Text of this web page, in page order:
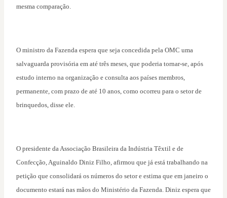
mesma comparação.
O ministro da Fazenda espera que seja concedida pela OMC uma
salvaguarda provisória em até três meses, que poderia tornar-se, após
estudo interno na organização e consulta aos países membros,
permanente, com prazo de até 10 anos, como ocorreu para o setor de
brinquedos, disse ele.
O presidente da Associação Brasileira da Indústria Têxtil e de
Confecção, Aguinaldo Diniz Filho, afirmou que já está trabalhando na
petição que consolidará os números do setor e estima que em janeiro o
documento estará nas mãos do Ministério da Fazenda. Diniz espera que